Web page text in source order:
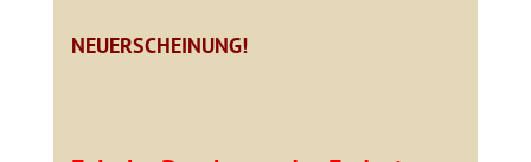
NEUERSCHEINUNG!